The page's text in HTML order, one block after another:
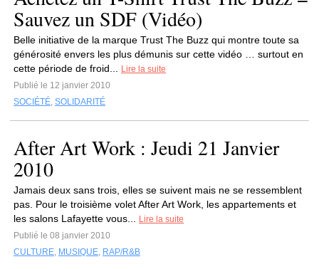
Sauvez un SDF (Vidéo)
Belle initiative de la marque Trust The Buzz qui montre toute sa
générosité envers les plus démunis sur cette vidéo … surtout en
cette période de froid...
Lire la suite
Publié le 12 janvier 2010
SOCIÉTÉ, SOLIDARITÉ
After Art Work : Jeudi 21 Janvier
2010
Jamais deux sans trois, elles se suivent mais ne se ressemblent
pas. Pour le troisième volet After Art Work, les appartements et
les salons Lafayette vous...
Lire la suite
Publié le 08 janvier 2010
CULTURE, MUSIQUE, RAP/R&B